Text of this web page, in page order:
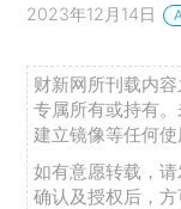
2023年12月14日
财新网所刊载内
专属所有或持有
建立镜像等任何使
如有意愿转载，
确认及授权后，方